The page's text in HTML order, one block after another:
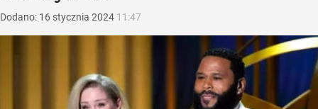
Dodano: 16 stycznia 2024 11:47